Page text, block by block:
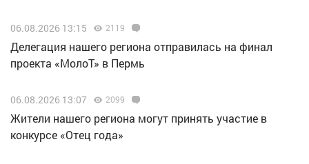
06.08.2026 13:15 2119
Делегация нашего региона отправилась на финал
проекта «МолоТ» в Пермь
06.08.2026 13:07 2099
Жители нашего региона могут принять участие в
конкурсе «Отец года»